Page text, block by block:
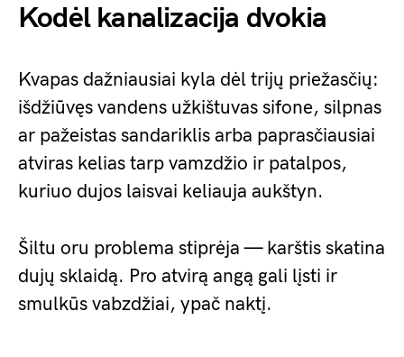
Kodėl kanalizacija dvokia
Kvapas dažniausiai kyla dėl trijų priežasčių:
išdžiūvęs vandens užkištuvas sifone, silpnas
ar pažeistas sandariklis arba paprasčiausiai
atviras kelias tarp vamzdžio ir patalpos,
kuriuo dujos laisvai keliauja aukštyn.
Šiltu oru problema stiprėja — karštis skatina
dujų sklaidą. Pro atvirą angą gali lįsti ir
smulkūs vabzdžiai, ypač naktį.